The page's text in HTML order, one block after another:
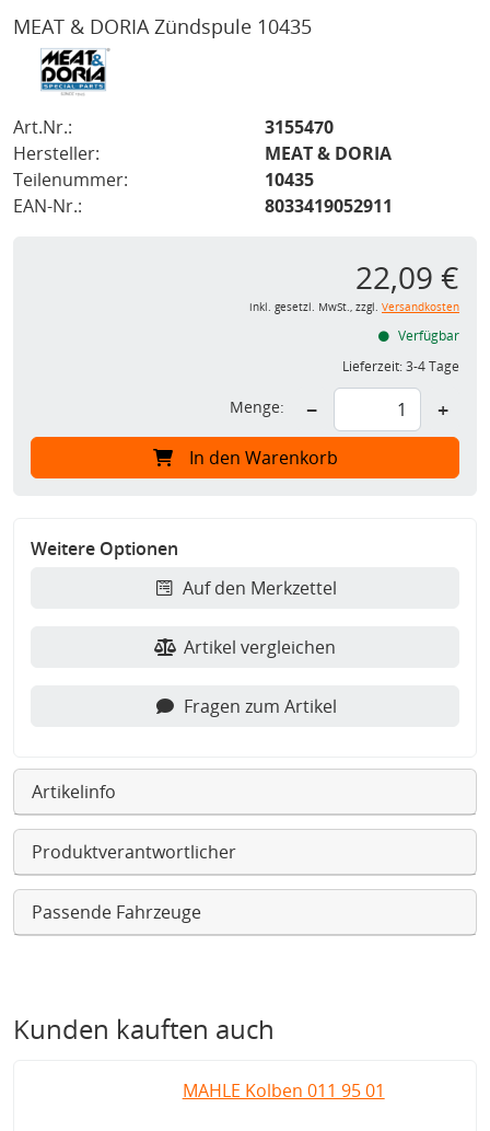
MEAT & DORIA Zündspule 10435
Art.Nr.:
3155470
Hersteller:
MEAT & DORIA
Teilenummer:
10435
EAN-Nr.:
8033419052911
22,09 €
inkl. gesetzl. MwSt., zzgl. Versandkosten
Verfügbar
Lieferzeit:3-4 Tage
Menge: − +
In den Warenkorb
Weitere Optionen
Auf den Merkzettel
Artikel vergleichen
Fragen zum Artikel
Artikelinfo
Produktverantwortlicher
Passende Fahrzeuge
Kunden kauften auch
MAHLE Kolben 011 95 01